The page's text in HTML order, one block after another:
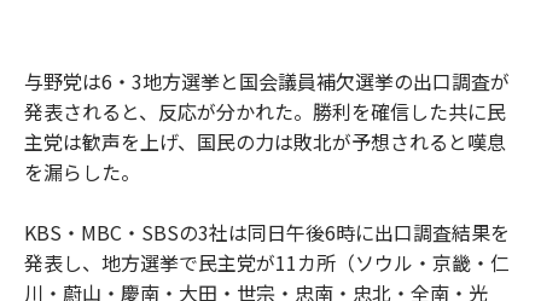
与野党は6・3地方選挙と国会議員補欠選挙の出口調査が
発表されると、反応が分かれた。勝利を確信した共に民
主党は歓声を上げ、国民の力は敗北が予想されると嘆息
を漏らした。
KBS・MBC・SBSの3社は同日午後6時に出口調査結果を
発表し、地方選挙で民主党が11カ所（ソウル・京畿・仁
川・蔚山・慶南・大田・世宗・忠南・忠北・全南・光